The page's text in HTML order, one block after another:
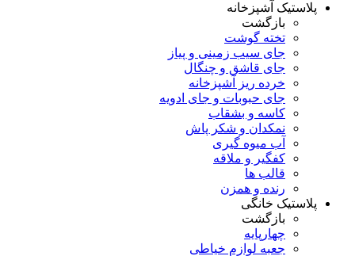
پلاستیک آشپزخانه
بازگشت
تخته گوشت
جای سیب زمینی و پیاز
جای قاشق و چنگال
خرده ریز آشپزخانه
جای حبوبات و جای ادویه
کاسه و بشقاب
نمکدان و شکر پاش
آب میوه گیری
کفگیر و ملاقه
قالب ها
رنده و همزن
پلاستیک خانگی
بازگشت
چهارپایه
جعبه لوازم خیاطی